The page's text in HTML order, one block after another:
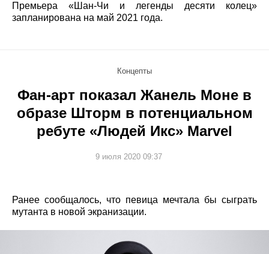
Премьера «Шан-Чи и легенды десяти колец»
запланирована на май 2021 года.
Концепты
Фан-арт показал Жанель Моне в
образе Шторм в потенциальном
ребуте «Людей Икс» Marvel
9 июля 2020 09:37
Ранее сообщалось, что певица мечтала бы сыграть
мутанта в новой экранизации.